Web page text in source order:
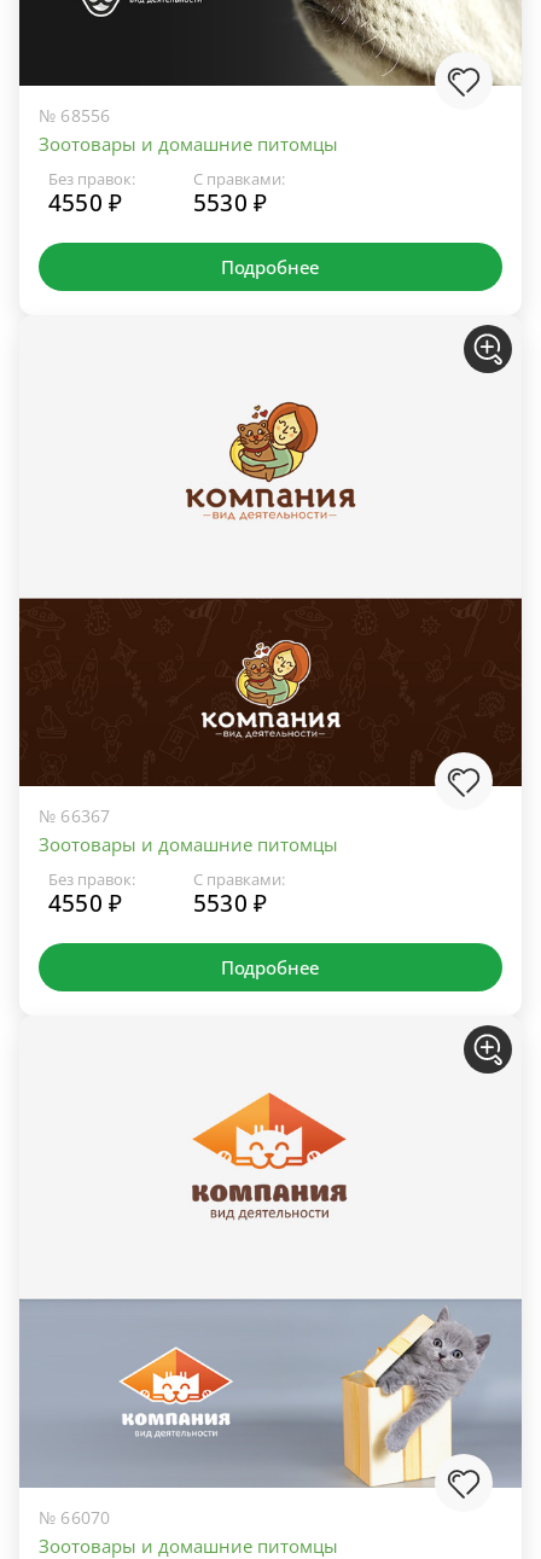
№ 68556
Зоотовары и домашние питомцы
Без правок:
4550 ₽
С правками:
5530 ₽
Подробнее
№ 66367
Зоотовары и домашние питомцы
Без правок:
4550 ₽
С правками:
5530 ₽
Подробнее
№ 66070
Зоотовары и домашние питомцы